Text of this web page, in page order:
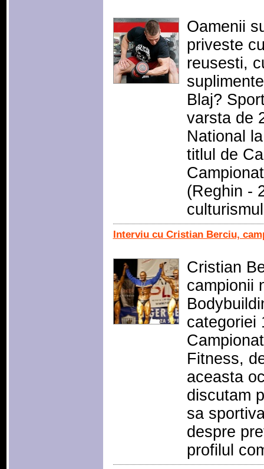
Oamenii
priveste
reusesti,
Blaj?
varsta de
National
titlul de
(Reghin -
Interviu cu Cristian Berciu,
Cristian
campionii
categoriei
Fitness,
aceasta
discutam
sa
despre
profilul